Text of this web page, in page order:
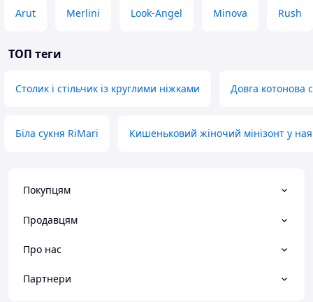
Arut Merlini Look-Angel Minova Rush
ТОП теги
Столик і стільчик із круглими ніжками Довга котонова
Біла сукня RiMari Кишеньковий жіночий мінізонт у
Покупцям
Продавцям
Про нас
Партнери